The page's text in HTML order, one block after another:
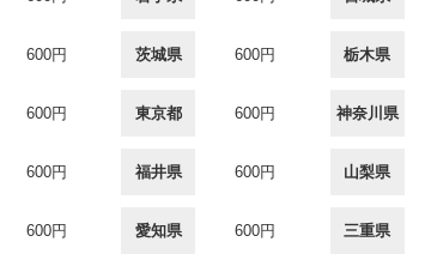
600円 茨城県 600円 栃木県
600円 東京都 600円 神奈川県
600円 福井県 600円 山梨県
600円 愛知県 600円 三重県